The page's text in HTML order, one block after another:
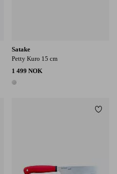
Satake
Petty Kuro 15 cm
1 499 NOK
1 farge
til favoritter